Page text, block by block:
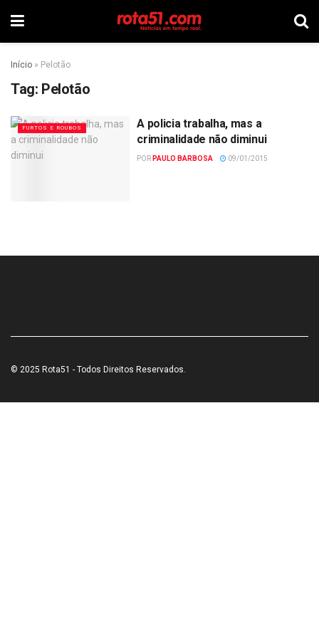
Início » Pelotão
Tag: Pelotão
FURTOS E ROUBOS
A policia trabalha, mas a
criminalidade não diminui
POR PAULO BARBOSA 09/01/2015
© 2025 Rota51 - Todos Direitos Reservados.